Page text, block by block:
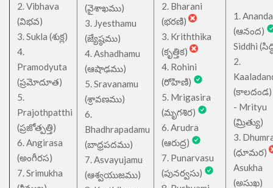
2. Vibhava
(విభవ)
3. Sukla (శుక్ల)
4.
Pramodyuta
(ప్రమోదూత)
5.
Prajothpatthi
(ప్రజోత్పత్తి)
6. Angirasa
(అంగీరస)
7. Srimukha
(వైశాఖము)
3. Jyesthamu
(జ్యేష్ఠము)
4. Ashadhamu
(ఆషాఢము)
5. Sravanamu
(శ్రావణము)
6.
Bhadhrapadamu
(బాధ్రపదము)
7. Asvayujamu
(ఆశ్వయుజము)
2. Bharani
(భరణి)
3. Kriththika
(కృత్తిక)
4. Rohini
(రోహిణి)
5. Mrigasira
(మృగశిర)
6. Arudra
(ఆరుద్ర)
7. Punarvasu
(పునర్వసు)
1. Ananda
(ఆనంద)
Siddhi
2.
(కాలదండ)
- Mrityu
(మ్రిత్యు)
3.
(ధూమర)
Asukha
(అసుఖ)